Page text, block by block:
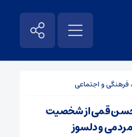
و اجتماعی
قمی از شخصیت
و دلسوز